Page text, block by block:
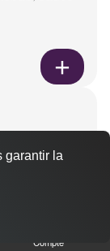
Compte
garantir la